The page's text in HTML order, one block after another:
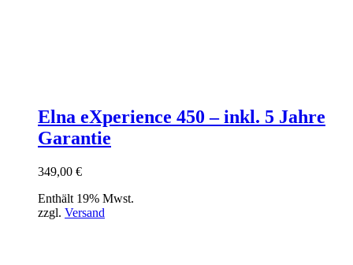
Elna eXperience 450 – inkl. 5 Jahre
Garantie
349,00 €
Enthält 19% Mwst.
zzgl. Versand